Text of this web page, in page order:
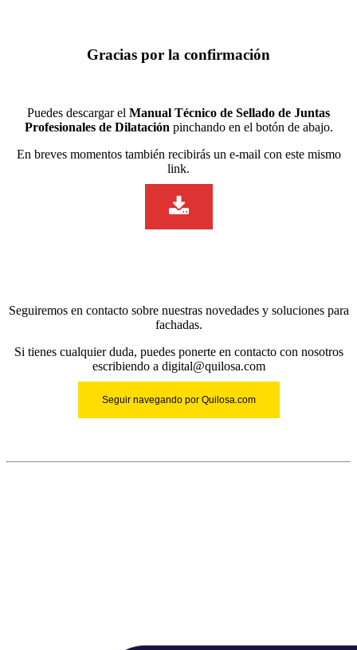
Gracias por la confirmación
Puedes descargar el Manual Técnico de Sellado de Juntas
Profesionales de Dilatación pinchando en el botón de abajo.
En breves momentos también recibirás un e-mail con este mismo
link.
Seguiremos en contacto sobre nuestras novedades y soluciones para
fachadas.
Si tienes cualquier duda, puedes ponerte en contacto con nosotros
escribiendo a digital@quilosa.com
Seguir navegando por Quilosa.com